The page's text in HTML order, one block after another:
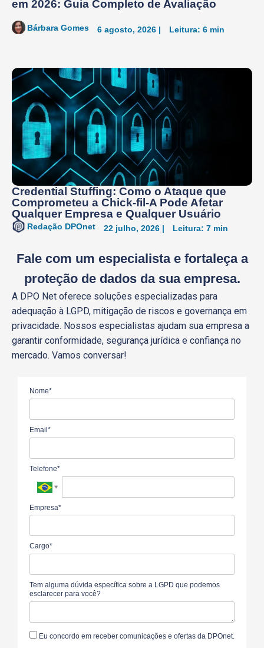
em 2026: Guia Completo de Avaliação
Bárbara Gomes 6 agosto, 2026 | Leitura: 6 min
Credential Stuffing: Como o Ataque que
Comprometeu a Chick-fil-A Pode Afetar
Qualquer Empresa e Qualquer Usuário
Redação DPOnet 22 julho, 2026 | Leitura: 7 min
Fale com um especialistae fortaleça a
proteção de dados da sua empresa.
A DPO Net oferece soluções especializadas para
adequação à LGPD, mitigação de riscos e governança em
privacidade. Nossos especialistas ajudam sua empresa a
garantir conformidade, segurança jurídica e confiança no
mercado. Vamos conversar!
Nome*
Email*
Telefone*
Empresa*
Cargo*
Tem alguma dúvida específica sobre a LGPD que podemos
esclarecer para você?
Eu concordo em receber comunicações e ofertas da DPOnet.